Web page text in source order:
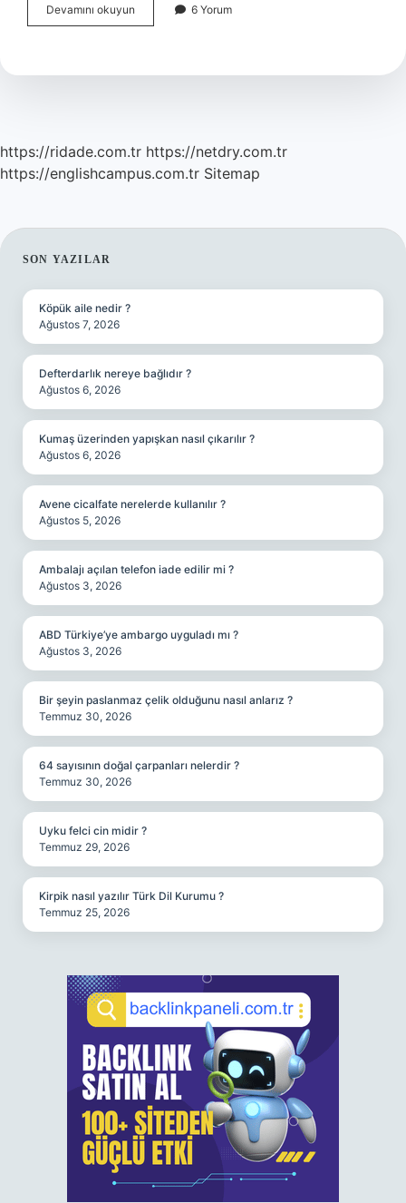
Devamını okuyun
Yaş
Olur
6 Yorum
https://ridade.com.tr https://netdry.com.tr
https://englishcampus.com.tr Sitemap
SIDEBAR
SON YAZILAR
Köpük aile nedir ?
Ağustos 7, 2026
Defterdarlık nereye bağlıdır ?
Ağustos 6, 2026
Kumaş üzerinden yapışkan nasıl çıkarılır ?
Ağustos 6, 2026
Avene cicalfate nerelerde kullanılır ?
Ağustos 5, 2026
Ambalajı açılan telefon iade edilir mi ?
Ağustos 3, 2026
ABD Türkiye’ye ambargo uyguladı mı ?
Ağustos 3, 2026
Bir şeyin paslanmaz çelik olduğunu nasıl anlarız ?
Temmuz 30, 2026
64 sayısının doğal çarpanları nelerdir ?
Temmuz 30, 2026
Uyku felci cin midir ?
Temmuz 29, 2026
Kirpik nasıl yazılır Türk Dil Kurumu ?
Temmuz 25, 2026